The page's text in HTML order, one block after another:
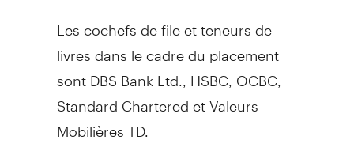
Les cochefs de file et teneurs de
livres dans le cadre du placement
sont DBS Bank Ltd., HSBC, OCBC,
Standard Chartered et Valeurs
Mobilières TD.